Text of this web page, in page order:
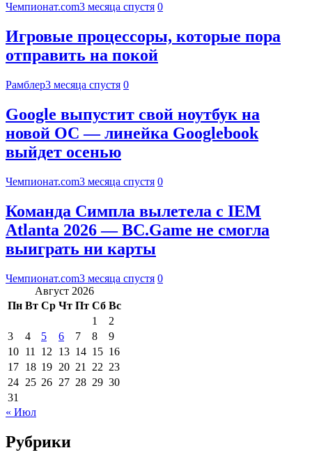
Чемпионат.com3 месяца спустя 0
Игровые процессоры, которые пора
отправить на покой
Рамблер3 месяца спустя 0
Google выпустит свой ноутбук на
новой ОС — линейка Googlebook
выйдет осенью
Чемпионат.com3 месяца спустя 0
Команда Симпла вылетела с IEM
Atlanta 2026 — BC.Game не смогла
выиграть ни карты
Чемпионат.com3 месяца спустя 0
Август 2026
Пн Вт Ср Чт Пт Сб Вс
1
2
3
4 5 6 7 8
9
10 11 12 13 14 15 16
17 18 19 20 21 22 23
24 25 26 27 28 29 30
31
« Июл
Рубрики